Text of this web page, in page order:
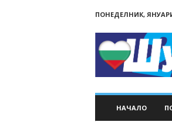
ПОНЕДЕЛНИК, ЯНУАРИ
НАЧАЛО